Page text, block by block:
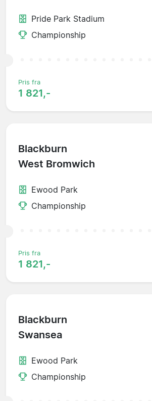
Pride Park Stadium
Championship
Pris fra
1 821,-
Blackburn
West Bromwich
Ewood Park
Championship
Pris fra
1 821,-
Blackburn
Swansea
Ewood Park
Championship